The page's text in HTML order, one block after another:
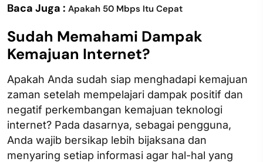
Baca Juga : Apakah 50 Mbps Itu Cepat
Sudah Memahami Dampak
Kemajuan Internet?
Apakah Anda sudah siap menghadapi kemajuan
zaman setelah mempelajari dampak positif dan
negatif perkembangan kemajuan teknologi
internet? Pada dasarnya, sebagai pengguna,
Anda wajib bersikap lebih bijaksana dan
menyaring setiap informasi agar hal-hal yang